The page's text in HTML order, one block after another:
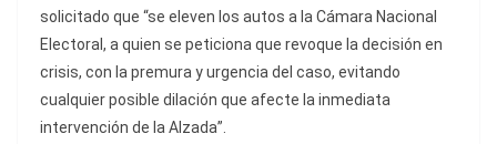
solicitado que “se eleven los autos a la Cámara Nacional
Electoral, a quien se peticiona que revoque la decisión en
crisis, con la premura y urgencia del caso, evitando
cualquier posible dilación que afecte la inmediata
intervención de la Alzada”.